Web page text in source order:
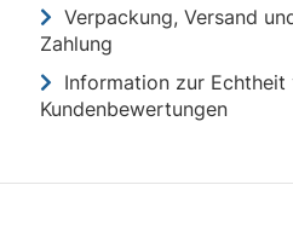
Verpackung, Versand
Zahlung
Information zur Echtheit
Kundenbewertungen